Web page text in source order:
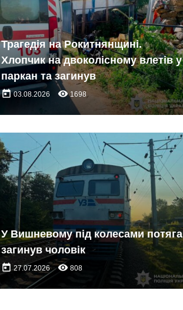
Трагедія на Рокитнянщині.
Хлопчик на двоколісному влетів у
паркан та загинув
today03.08.2026 remove_red_eye1698
У Вишневому під колесами потяга
загинув чоловік
today27.07.2026 remove_red_eye808